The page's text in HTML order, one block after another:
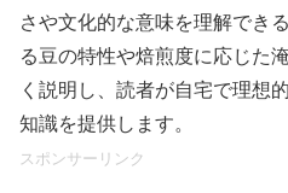
さや文化的な意味を理解でき
る豆の特性や焙煎度に応じた
く説明し、読者が自宅で理想
知識を提供します。
スポンサーリンク